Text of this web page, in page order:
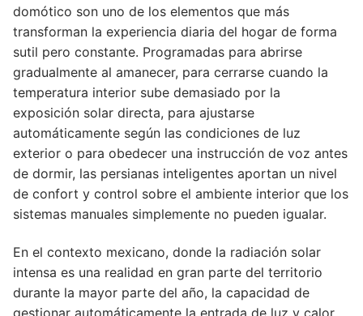
domótico son uno de los elementos que más
transforman la experiencia diaria del hogar de forma
sutil pero constante. Programadas para abrirse
gradualmente al amanecer, para cerrarse cuando la
temperatura interior sube demasiado por la
exposición solar directa, para ajustarse
automáticamente según las condiciones de luz
exterior o para obedecer una instrucción de voz antes
de dormir, las persianas inteligentes aportan un nivel
de confort y control sobre el ambiente interior que los
sistemas manuales simplemente no pueden igualar.
En el contexto mexicano, donde la radiación solar
intensa es una realidad en gran parte del territorio
durante la mayor parte del año, la capacidad de